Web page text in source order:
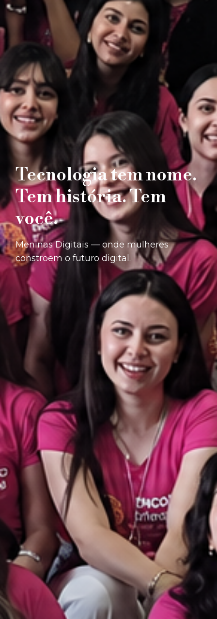
Tecnologia tem nome.
Tem história. Tem
você.
Meninas Digitais — onde mulheres
constroem o futuro digital.